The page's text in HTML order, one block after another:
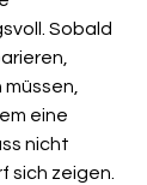
Sobald
eine
nicht
sich zeigen.